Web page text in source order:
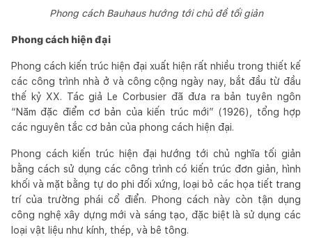
Phong cách Bauhaus hướng tới chủ đề tối giản
Phong cách hiện đại
Phong cách kiến trúc hiện đại xuất hiện rất nhiều trong thiết kế
các công trình nhà ở và công cộng ngày nay, bắt đầu từ đầu
thế kỷ XX. Tác giả Le Corbusier đã đưa ra bản tuyên ngôn
“Năm đặc điểm cơ bản của kiến trúc mới” (1926), tổng hợp
các nguyên tắc cơ bản của phong cách hiện đại.
Phong cách kiến trúc hiện đại hướng tới chủ nghĩa tối giản
bằng cách sử dụng các công trình có kiến trúc đơn giản, hình
khối và mặt bằng tự do phi đối xứng, loại bỏ các họa tiết trang
trí của trường phái cổ điển. Phong cách này còn tận dụng
công nghệ xây dựng mới và sáng tạo, đặc biệt là sử dụng các
loại vật liệu như kính, thép, và bê tông.